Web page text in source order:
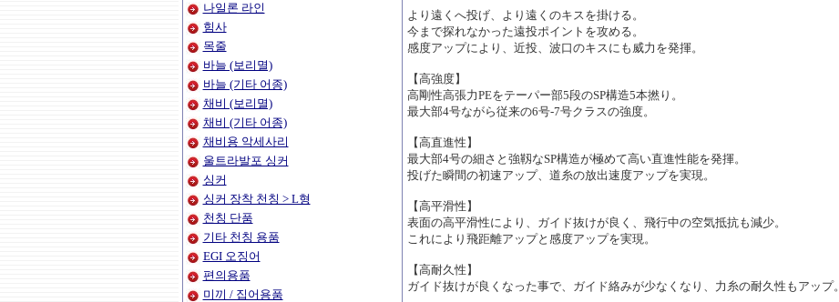
나일론 라인
힘사
목줄
바늘 (보리멸)
바늘 (기타 어종)
채비 (보리멸)
채비 (기타 어종)
채비용 악세사리
울트라발포 싱커
싱커
싱커 장착 천칭 > L형
천칭 단품
기타 천칭 용품
EGI 오징어
편의용품
미끼 / 집어용품
より遠くへ投げ、より遠くのキスを掛ける。
今まで探れなかった遠投ポイントを攻める。
感度アップにより、近投、波口のキスにも威力を発揮。
【高強度】
高剛性高張力PEをテーパー部5段のSP構造5本撚り。
最大部4号ながら従来の6号-7号クラスの強度。
【高直進性】
最大部4号の細さと強靱なSP構造が極めて高い直進性能を発揮。
投げた瞬間の初速アップ、道糸の放出速度アップを実現。
【高平滑性】
表面の高平滑性により、ガイド抜けが良く、飛行中の空気抵抗も減少。
これにより飛距離アップと感度アップを実現。
【高耐久性】
ガイド抜けが良くなった事で、ガイド絡みが少なくなり、力糸の耐久性もアップ。